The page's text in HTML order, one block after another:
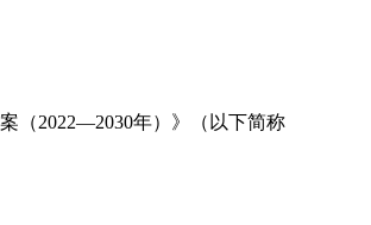
（2022—2030年）》（以下简称